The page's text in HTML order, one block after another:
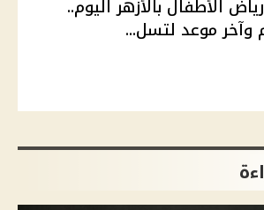
الأطفال بالأزهر اليوم..
وآخر موعد لتسل...